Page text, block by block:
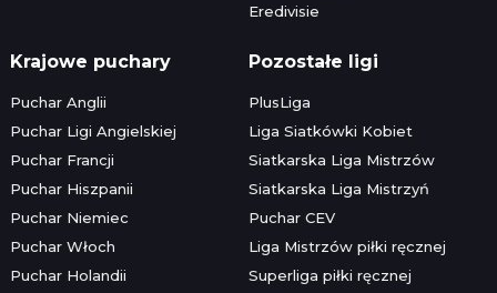
Eredivisie
Krajowe puchary
Puchar Anglii
Puchar Ligi Angielskiej
Puchar Francji
Puchar Hiszpanii
Puchar Niemiec
Puchar Włoch
Puchar Holandii
Pozostałe ligi
PlusLiga
Liga Siatkówki Kobiet
Siatkarska Liga Mistrzów
Siatkarska Liga Mistrzyń
Puchar CEV
Liga Mistrzów piłki ręcznej
Superliga piłki ręcznej